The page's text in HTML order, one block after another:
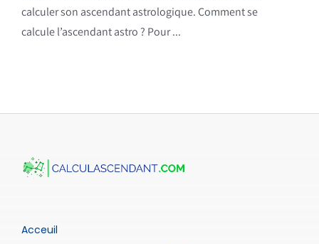
calculer son ascendant astrologique. Comment se
calcule l’ascendant astro ? Pour ...
Acceuil